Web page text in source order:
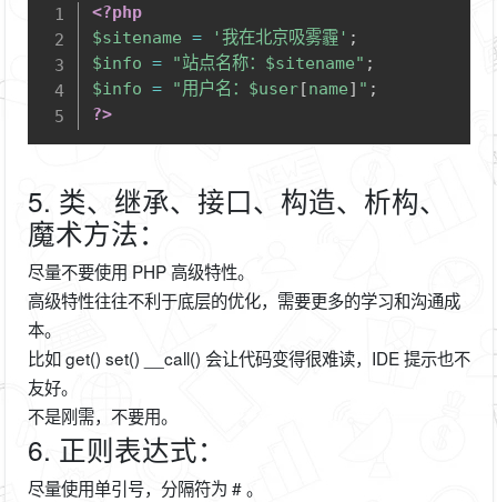
<?php
$sitename = '我在北京吸雾霾' ;
$info = "站点名称： $sitename" ;
$info = "用户名： $user[name] " ;
?>
5. 类、继承、接口、构造、析构、
魔术方法：
尽量不要使用 PHP 高级特性。
高级特性往往不利于底层的优化，需要更多的学习和沟通成
本。
比如 get() set() __call() 会让代码变得很难读，IDE 提示也不
友好。
不是刚需，不要用。
6. 正则表达式：
尽量使用单引号，分隔符为 # 。